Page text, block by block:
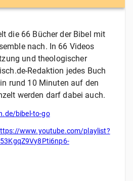
die 66 Bücher der Bibel mit
nach. In 66 Videos
und theologischer
Redaktion jedes Buch
rund 10 Minuten auf den
werden darf dabei auch.
bibel-to-go
www.youtube.com/playlist?